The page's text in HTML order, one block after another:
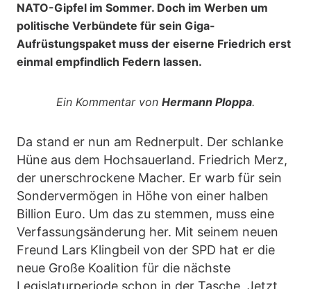
NATO-Gipfel im Sommer. Doch im Werben um
politische Verbündete für sein Giga-
Aufrüstungspaket muss der eiserne Friedrich erst
einmal empfindlich Federn lassen.
Ein Kommentar von Hermann Ploppa.
Da stand er nun am Rednerpult. Der schlanke
Hüne aus dem Hochsauerland. Friedrich Merz,
der unerschrockene Macher. Er warb für sein
Sondervermögen in Höhe von einer halben
Billion Euro. Um das zu stemmen, muss eine
Verfassungsänderung her. Mit seinem neuen
Freund Lars Klingbeil von der SPD hat er die
neue Große Koalition für die nächste
Legislaturperiode schon in der Tasche. Jetzt